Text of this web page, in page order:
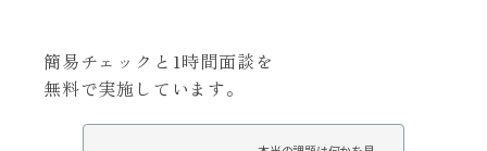
簡易チェックと1時間面談を
無料で実施しています。